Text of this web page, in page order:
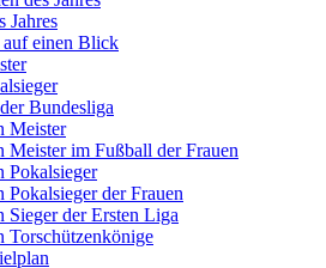
Jahres
einen Blick
Bundesliga
Meister
Meister im Fußball der Frauen
Pokalsieger
Pokalsieger der Frauen
Sieger der Ersten Liga
Torschützenkönige